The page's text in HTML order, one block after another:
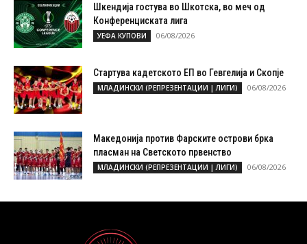
Шкендија гостува во Шкотска, во меч од
Конференциската лига
УЕФА КУПОВИ 06/08/2026
Стартува кадетското ЕП во Гевгелија и Скопје
МЛАДИНСКИ (РЕПРЕЗЕНТАЦИИ | ЛИГИ) 06/08/2026
Македонија против Фарските острови брка
пласман на Светското првенство
МЛАДИНСКИ (РЕПРЕЗЕНТАЦИИ | ЛИГИ) 06/08/2026